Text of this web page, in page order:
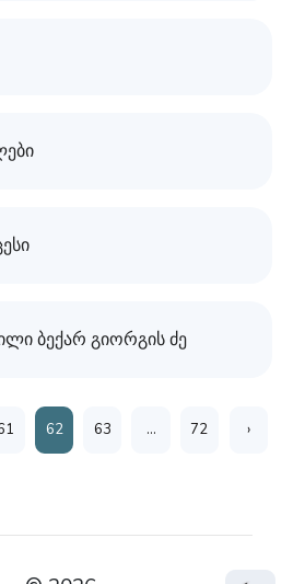
ბექარ გიორგის ძე
62 63 ... 72 ›